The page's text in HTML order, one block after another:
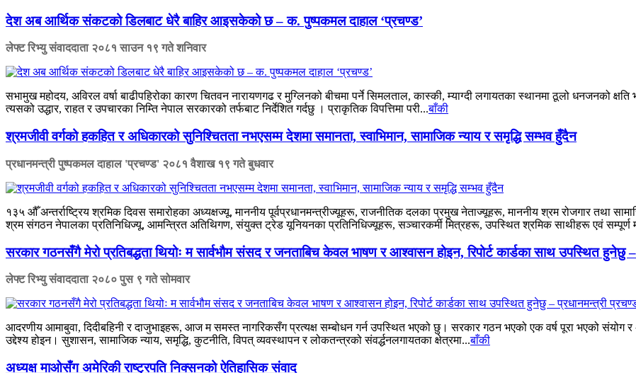
देश अब आर्थिक संकटको डिलबाट धेरै बाहिर आइसकेको छ – क. पुष्पकमल दाहाल ‘प्रचण्ड’
लेफ्ट रिभ्यु संवाददाता २०८१ साउन १९ गते शनिवार
सभामुख महोदय, अविरल वर्षा बाढीपहिरोका कारण चितवन नारायणगढ र मुग्लिनको बीचमा पर्ने सिमलताल, कास्की, म्याग्दी लगायतका स्थानमा ठूलो धनजनको
त्यसको उद्धार, राहत र उपचारका निम्ति नेपाल सरकारको तर्फबाट निर्देशित गर्दछु । प्राकृतिक विपत्तिमा परी...बाँकी
श्रमजीवी वर्गको हकहित र अधिकारको सुनिश्चितता नभएसम्म देशमा समानता, स्वाभिमान, सामाजिक न्याय र समृद्धि सम्भव हुँदैन
प्रधानमन्त्री पुष्पकमल दाहाल 'प्रचण्ड' २०८१ वैशाख १९ गते बुधवार
१३५ औँ अन्तर्राष्ट्रिय श्रमिक दिवस समारोहका अध्यक्षज्यू, माननीय पूर्वप्रधानमन्त्रीज्यूहरू, राजनीतिक दलका प्रमुख नेताज्यूहरू, माननीय श्रम रोजगार तथा
श्रम संगठन नेपालका प्रतिनिधिज्यू, आमन्त्रित अतिथिगण, संयुक्त ट्रेड यूनियनका प्रतिनिधिज्यूहरू, सञ्चारकर्मी मित्रहरू, उपस्थित श्रमिक साथीहरू एवं सम्पूर्ण
सरकार गठनसँगै मेरो प्रतिबद्धता थियोः म सार्वभौम संसद र जनताबिच केवल भाषण र आश्‍वासन होइन, रिपोर्ट कार्डका साथ उपस्थित हुनेछु
लेफ्ट रिभ्यु संवाददाता २०८० पुस ९ गते सोमवार
आदरणीय आमाबुवा, दिदीबहिनी र दाजुभाइहरू, आज म समस्त नागरिकसँग प्रत्यक्ष सम्बोधन गर्न उपस्थित भएको छु। सरकार गठन भएको एक वर्ष पूरा भएको संयोग
उद्देश्य होइन। सुशासन, सामाजिक न्याय, समृद्धि, कुटनीति, विपत् व्यवस्थापन र लोकतन्त्रको संवर्द्धनलगायतका क्षेत्रमा...बाँकी
अध्यक्ष माओसँग अमेरिकी राष्ट्रपति निक्सनको ऐतिहासिक संवाद